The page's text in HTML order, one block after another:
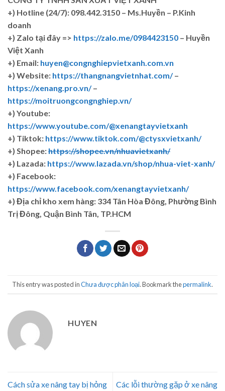
+) Hotline (24/7): 098.442.3150 – Ms.Huyền – P.Kinh
doanh
+) Zalo tại đây => https://zalo.me/0984423150 – Huyền
Việt Xanh
+) Email: huyen@congnghiepvietxanh.com.vn
+) Website: https://thangnangvietnhat.com/–
https://xenang.pro.vn/–
https://moitruongcongnghiep.vn/
+) Youtube:
https://www.youtube.com/@xenangtayvietxanh
+) Tiktok: https://www.tiktok.com/@ctysxvietxanh/
+) Shopee:https://shopee.vn/nhuavietxanh/
+) Lazada: https://www.lazada.vn/shop/nhua-viet-xanh/
+) Facebook:
https://www.facebook.com/xenangtayvietxanh/
+) Địa chỉ kho xem hàng: 334 Tân Hòa Đông, Phường Bình
Trị Đông, Quận Bình Tân, TP.HCM
This entry was posted inChưa được phân loại. Bookmark thepermalink.
HUYEN
Cách sửa xe nâng tay bị hỏng
Các lỗi thường gặp ở xe nâng